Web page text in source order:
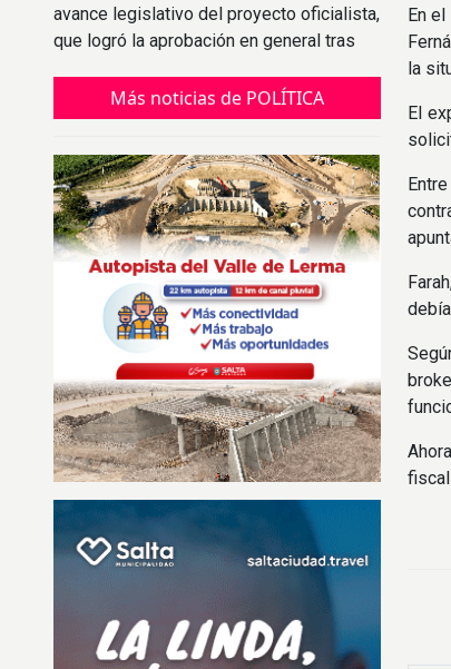
avance legislativo del proyecto oficialista,
que logró la aprobación en general tras
artículos clave
Más noticias de POLÍTICA
En
la
El